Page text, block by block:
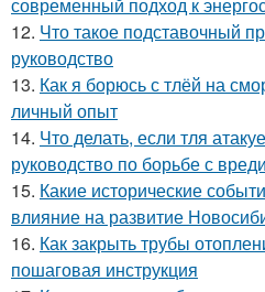
12. Что такое подставочный
руководство
13. Как я борюсь с тлёй на
личный опыт
14. Что делать, если тля
руководство по борьбе с
15. Какие исторические
влияние на развитие
16. Как закрыть трубы
пошаговая инструкция